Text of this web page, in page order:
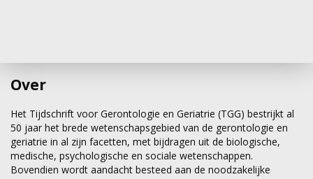
Over
Het Tijdschrift voor Gerontologie en Geriatrie (TGG) bestrijkt al
50 jaar het brede wetenschapsgebied van de gerontologie en
geriatrie in al zijn facetten, met bijdragen uit de biologische,
medische, psychologische en sociale wetenschappen.
Bovendien wordt aandacht besteed aan de noodzakelijke